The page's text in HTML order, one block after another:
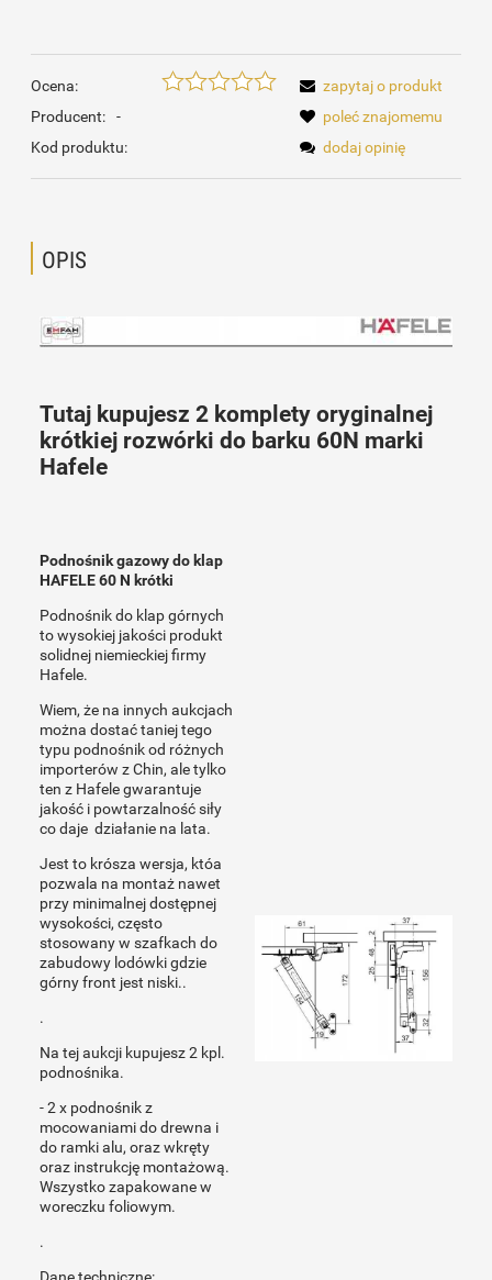
Ocena:
Producent:
-
Kod produktu:
zapytaj o produkt
poleć znajomemu
dodaj opinię
OPIS
Tutaj kupujesz 2 komplety oryginalnej
krótkiej rozwórki do barku 60N marki
Hafele
Podnośnik gazowy do klap
HAFELE 60 N krótki
Podnośnik do klap górnych
to wysokiej jakości produkt
solidnej niemieckiej firmy
Hafele.
Wiem, że na innych aukcjach
można dostać taniej tego
typu podnośnik od różnych
importerów z Chin, ale tylko
ten z Hafele gwarantuje
jakość i powtarzalność siły
co daje działanie na lata.
Jest to krósza wersja, któa
pozwala na montaż nawet
przy minimalnej dostępnej
wysokości, często
stosowany w szafkach do
zabudowy lodówki gdzie
górny front jest niski..
.
Na tej aukcji kupujesz 2 kpl.
podnośnika.
- 2 x podnośnik z
mocowaniami do drewna i
do ramki alu, oraz wkręty
oraz instrukcję montażową.
Wszystko zapakowane w
woreczku foliowym.
.
Dane techniczne: